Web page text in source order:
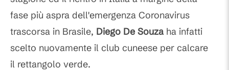
fase più aspra dell'emergenza Coronavirus
trascorsa in Brasile, Diego De Souza ha infatti
scelto nuovamente il club cuneese per calcare
il rettangolo verde.